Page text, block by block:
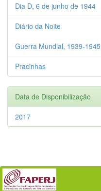
Dia D, 6 de junho de 1944
Diário da Noite
Guerra Mundial, 1939-1945
Pracinhas
Data de Disponibilização
2017